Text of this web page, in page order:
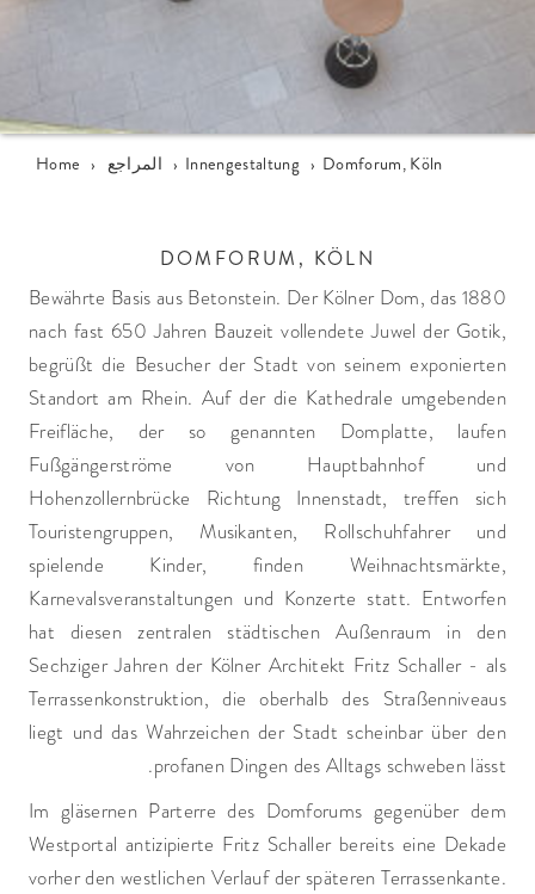
Home › المراجع › Innengestaltung › Domforum, Köln
DOMFORUM, KÖLN
Bewährte Basis aus Betonstein. Der Kölner Dom, das 1880
nach fast 650 Jahren Bauzeit vollendete Juwel der Gotik,
begrüßt die Besucher der Stadt von seinem exponierten
Standort am Rhein. Auf der die Kathedrale umgebenden
Freifläche, der so genannten Domplatte, laufen
Fußgängerströme von Hauptbahnhof und
Hohenzollernbrücke Richtung Innenstadt, treffen sich
Touristengruppen, Musikanten, Rollschuhfahrer und
spielende Kinder, finden Weihnachtsmärkte,
Karnevalsveranstaltungen und Konzerte statt. Entworfen
hat diesen zentralen städtischen Außenraum in den
Sechziger Jahren der Kölner Architekt Fritz Schaller - als
Terrassenkonstruktion, die oberhalb des Straßenniveaus
liegt und das Wahrzeichen der Stadt scheinbar über den
profanen Dingen des Alltags schweben lässt.
Im gläsernen Parterre des Domforums gegenüber dem
Westportal antizipierte Fritz Schaller bereits eine Dekade
vorher den westlichen Verlauf der späteren Terrassenkante.